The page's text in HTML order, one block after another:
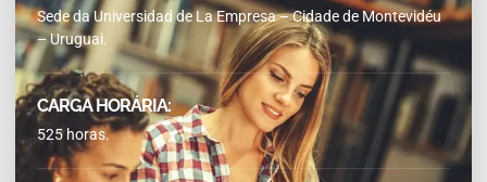
Sede da Universidad de La Empresa – Cidade de Montevidéu
– Uruguai.
CARGA HORÁRIA:
525 horas.